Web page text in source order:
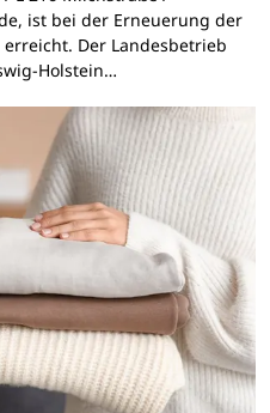
ist bei der Erneuerung der
Der Landesbetrieb
Holstein…